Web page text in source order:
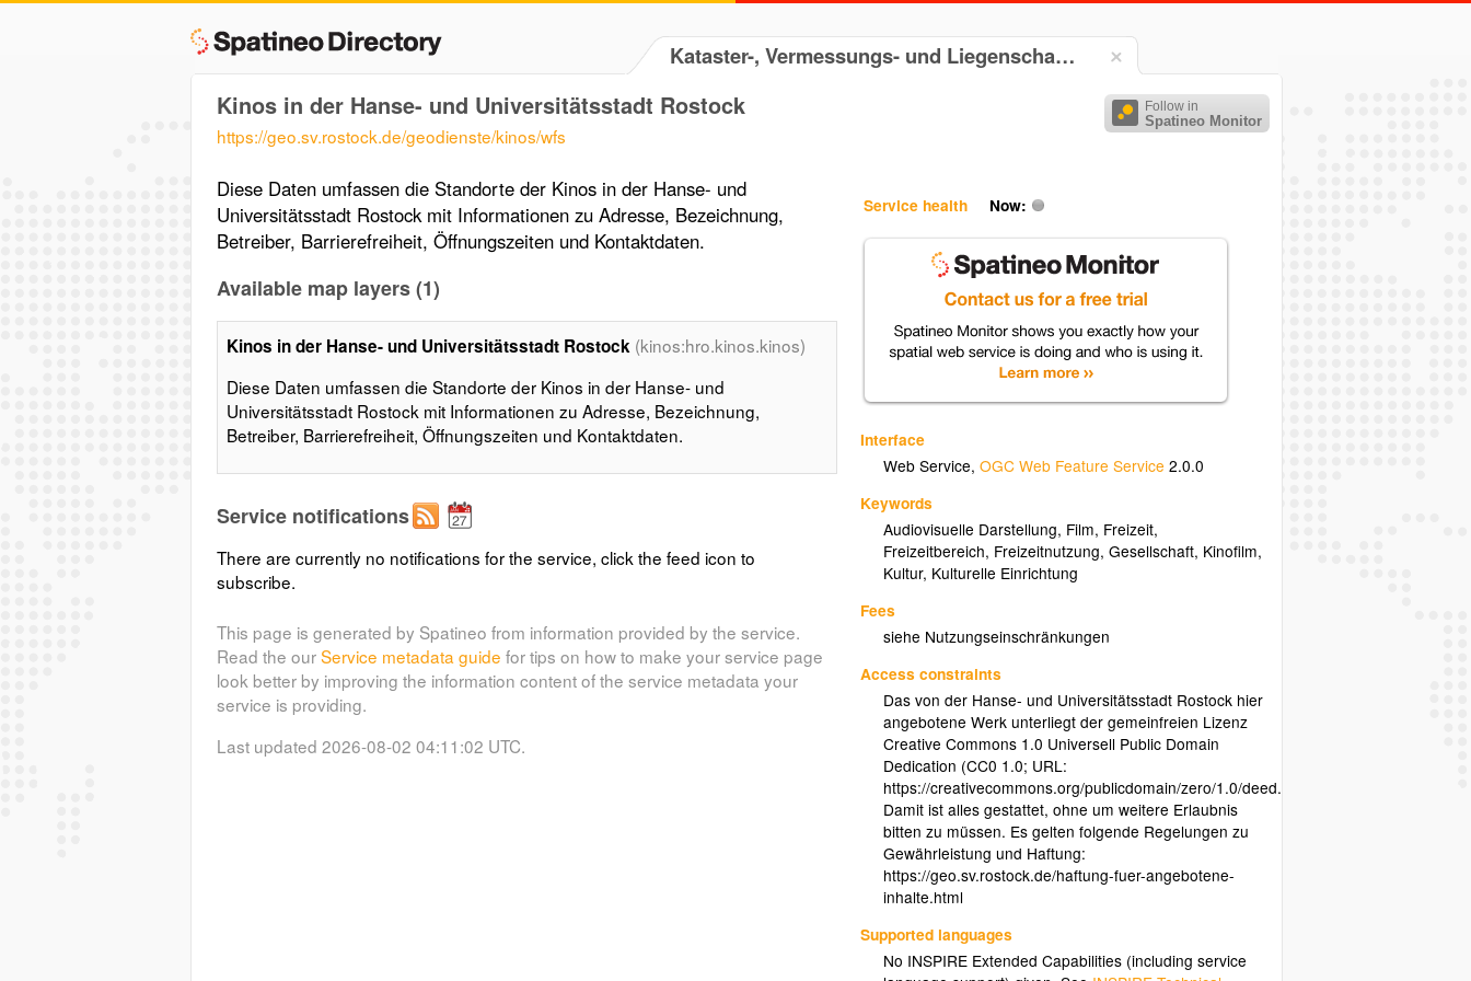
Kataster-, Vermessungs- und Liegenscha…
Follow in
Spatineo Monitor
Kinos in der Hanse- und Universitätsstadt Rostock
https://geo.sv.rostock.de/geodienste/kinos/wfs
Service health Now:
Interface
Web Service,OGC Web Feature Service 2.0.0
Keywords
Audiovisuelle Darstellung, Film, Freizeit,
Freizeitbereich, Freizeitnutzung,Gesellschaft, Kinofilm,
Kultur, Kulturelle Einrichtung
Fees
siehe Nutzungseinschränkungen
Access constraints
Das von der Hanse- und Universitätsstadt Rostock hier
angebotene Werk unterliegt der gemeinfreien Lizenz
Creative Commons 1.0 Universell Public Domain
Dedication (CC0 1.0; URL:
https://creativecommons.org/publicdomain/zero/1.0/deed.de).
Damit ist alles gestattet, ohne um weitere Erlaubnis
bitten zu müssen. Es gelten folgende Regelungen zu
Gewährleistung und Haftung:
https://geo.sv.rostock.de/haftung-fuer-angebotene-
inhalte.html
Supported languages
No INSPIRE Extended Capabilities (including service
Diese Daten umfassen die Standorte der Kinos in der Hanse- und
Universitätsstadt Rostock mit Informationen zu Adresse, Bezeichnung,
Betreiber, Barrierefreiheit, Öffnungszeiten und Kontaktdaten.
Available map layers (1)
Kinos in der Hanse- und Universitätsstadt Rostock (kinos:hro.kinos.kinos)
Diese Daten umfassen die Standorte der Kinos in der Hanse- und
Universitätsstadt Rostock mit Informationen zu Adresse, Bezeichnung,
Betreiber, Barrierefreiheit, Öffnungszeiten und Kontaktdaten.
Service notifications
There are currently no notifications for the service, click the feed icon to
subscribe.
This page is generated by Spatineo from information provided by the service.
Read the ourService metadata guide for tips on how to make your service page
look better by improving the information content of the service metadata your
service is providing.
Last updated 2026-08-02 04:11:02 UTC.